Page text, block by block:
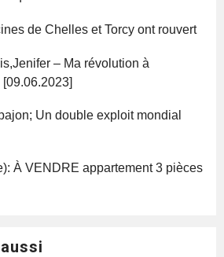
de Chelles et Torcy ont rouvert
– Ma révolution à
Un double exploit mondial
À VENDRE appartement 3 pièces